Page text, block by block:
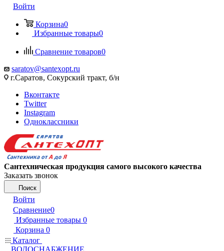
Войти
Корзина0
Избранные товары0
Сравнение товаров0
saratov@santexopt.ru
г.Саратов, Сокурский тракт, б/н
Вконтакте
Twitter
Instagram
Одноклассники
Сантехническая продукция самого высокого качества
Заказать звонок
Поиск
Войти
Сравнение0
Избранные товары 0
Корзина 0
Каталог
ВОДОСНАБЖЕНИЕ